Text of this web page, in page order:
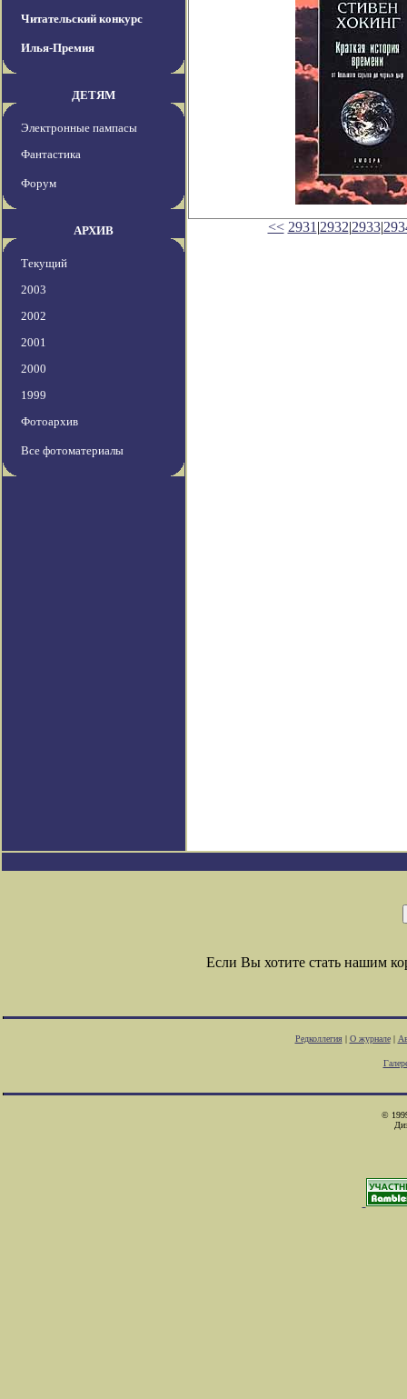
Читательский конкурс
Илья-Премия
ДЕТЯМ
Электронные пампасы
Фантастика
Форум
АРХИВ
Текущий
2003
2002
2001
2000
1999
Фотоархив
Все фотоматериалы
<< 2931 |2932|2933|
Если Вы хотите стать нашим
Редколлегия| О журнале|
©